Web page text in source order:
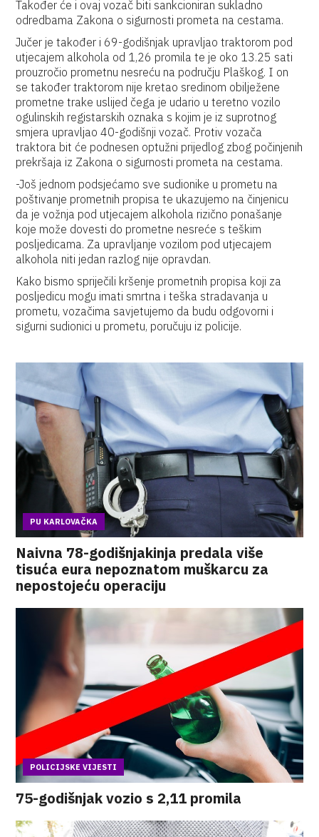
Također će i ovaj vozač biti sankcioniran sukladno
odredbama Zakona o sigurnosti prometa na cestama.
Jučer je također i 69-godišnjak upravljao traktorom pod
utjecajem alkohola od 1,26 promila te je oko 13.25 sati
prouzročio prometnu nesreću na području Plaškog. I on
se također traktorom nije kretao sredinom obilježene
prometne trake uslijed čega je udario u teretno vozilo
ogulinskih registarskih oznaka s kojim je iz suprotnog
smjera upravljao 40-godišnji vozač. Protiv vozača
traktora bit će podnesen optužni prijedlog zbog počinjenih
prekršaja iz Zakona o sigurnosti prometa na cestama.
-Još jednom podsjećamo sve sudionike u prometu na
poštivanje prometnih propisa te ukazujemo na činjenicu
da je vožnja pod utjecajem alkohola rizično ponašanje
koje može dovesti do prometne nesreće s teškim
posljedicama. Za upravljanje vozilom pod utjecajem
alkohola niti jedan razlog nije opravdan.
Kako bismo spriječili kršenje prometnih propisa koji za
posljedicu mogu imati smrtna i teška stradavanja u
prometu, vozačima savjetujemo da budu odgovorni i
sigurni sudionici u prometu, poručuju iz policije.
PU KARLOVAČKA
Naivna 78-godišnjakinja predala više
tisuća eura nepoznatom muškarcu za
nepostojeću operaciju
POLICIJSKE VIJESTI
75-godišnjak vozio s 2,11 promila